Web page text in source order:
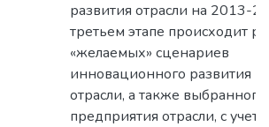
развития отрасли на 2013-
третьем этапе происходит
«желаемых» сценариев
инновационного развития
отрасли, а также выбранного
предприятия отрасли, с